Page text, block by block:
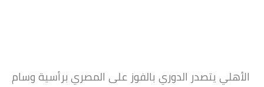
الأهلي يتصدر الدوري بالفوز على المصري برأسية وسام